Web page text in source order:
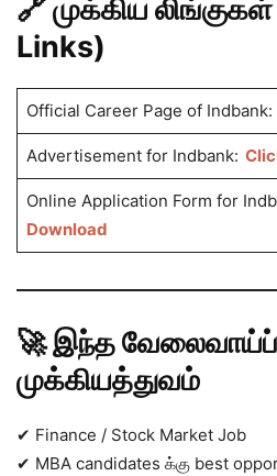
🔗 முக்கிய
Links)
Official Career Page of Indbank:
Advertisement for Indbank:
Online Application Form for
Download
🚀 இந்த
முக்கியத்துவம்
✔ Finance / Stock Market Job
✔ MBA candidates க்கு best